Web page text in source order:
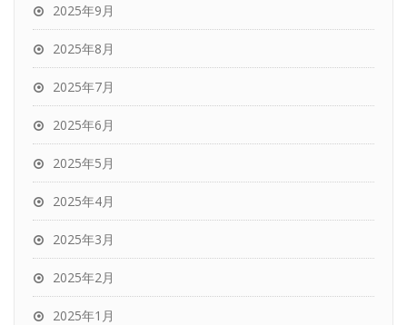
2025年9月
2025年8月
2025年7月
2025年6月
2025年5月
2025年4月
2025年3月
2025年2月
2025年1月